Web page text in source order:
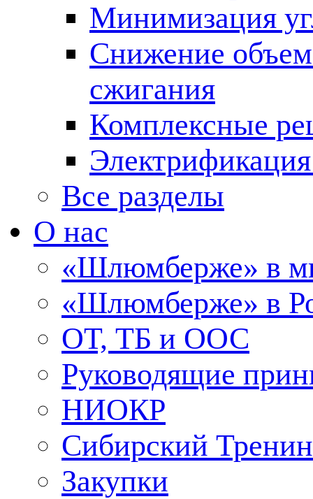
Минимизация
Снижение
сжигания
Комплексные
Все разделы
О нас
«Шлюмберже» в
«Шлюмберже» в
ОТ, ТБ и ООС
Руководящие
НИОКР
Сибирский
Закупки